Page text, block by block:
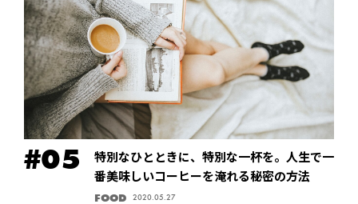
特別なひとときに、特別な一杯を。人生で一
番美味しいコーヒーを淹れる秘密の方法
FOOD 2020.05.27